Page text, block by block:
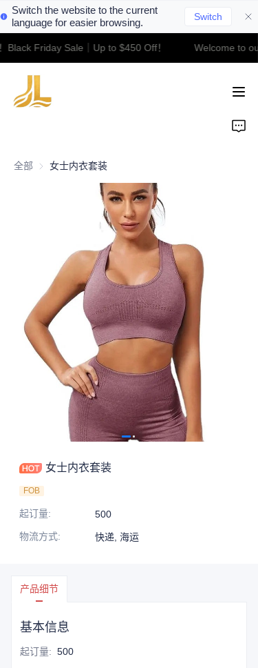
Switch the website to the current
language for easier browsing.
Switch
Friday Sale｜Up to $450 Off！
Welcome to
Welcome to our
全部 女士内衣套装
女士内衣套装
FOB
起订量:
500
物流方式: 快递, 海运
产品细节
基本信息
起订量: 500
Home
Product